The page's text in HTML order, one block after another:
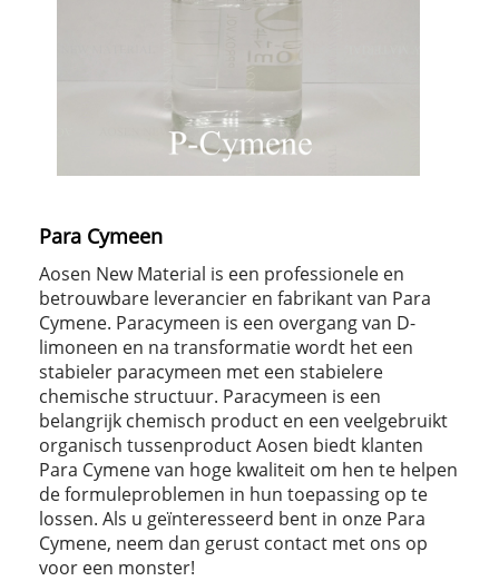
Para Cymeen
Aosen New Material is een professionele en
betrouwbare leverancier en fabrikant van Para
Cymene. Paracymeen is een overgang van D-
limoneen en na transformatie wordt het een
stabieler paracymeen met een stabielere
chemische structuur. Paracymeen is een
belangrijk chemisch product en een veelgebruikt
organisch tussenproduct Aosen biedt klanten
Para Cymene van hoge kwaliteit om hen te helpen
de formuleproblemen in hun toepassing op te
lossen. Als u geïnteresseerd bent in onze Para
Cymene, neem dan gerust contact met ons op
voor een monster!